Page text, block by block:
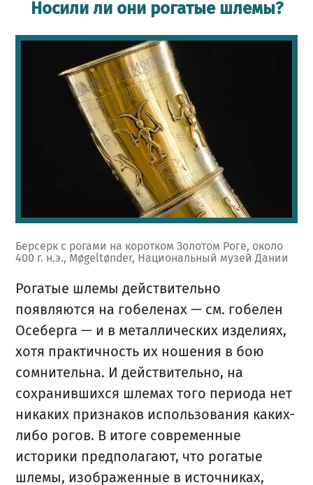
Носили ли они рогатые шлемы?
Берсерк с рогами на коротком Золотом Роге, около
400 г. н.э., Møgeltønder, Национальный музей Дании
Рогатые шлемы действительно
появляются на гобеленах — см. гобелен
Осеберга — и в металлических изделиях,
хотя практичность их ношения в бою
сомнительна. И действительно, на
сохранившихся шлемах того периода нет
никаких признаков использования каких-
либо рогов. В итоге современные
историки предполагают, что рогатые
шлемы, изображенные в источниках,